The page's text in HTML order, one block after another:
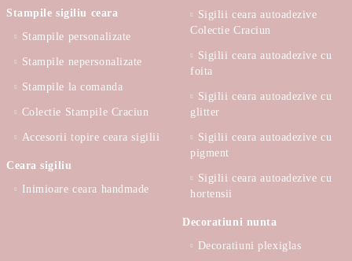
Stampile sigiliu ceara
Stampile personalizate
Stampile nepersonalizate
Stampile la comanda
Colectie Stampile Craciun
Accesorii topire ceara sigilii
Ceara sigiliu
Inimioare ceara handmade
Sigilii ceara autoadezive
Colectie Craciun
Sigilii ceara autoadezive cu
foita
Sigilii ceara autoadezive cu
glitter
Sigilii ceara autoadezive cu
pigment
Sigilii ceara autoadezive cu
hortensii
Decoratiuni nunta
Decoratiuni plexiglas